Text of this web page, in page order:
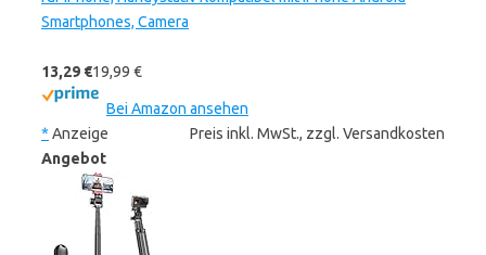
Smartphones, Camera
13,29 €19,99 €
Bei Amazon ansehen
* Anzeige
Preis inkl. MwSt., zzgl. Versandkosten
Angebot